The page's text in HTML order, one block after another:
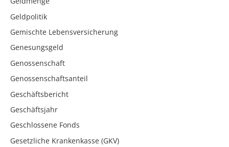
Geldpolitik
Gemischte Lebensversicherung
Genesungsgeld
Genossenschaft
Genossenschaftsanteil
Geschäftsbericht
Geschäftsjahr
Geschlossene Fonds
Gesetzliche Krankenkasse (GKV)